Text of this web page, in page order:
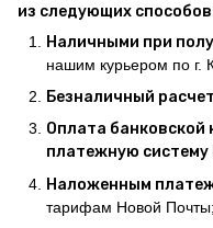
из следующих
Наличными при
нашим курьером по г.
Безналичный
Оплата банковской
платежную систему
Наложенным
тарифам Новой Почты;